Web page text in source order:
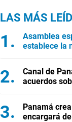
LAS MÁS
Asamblea
establece la
Canal de
acuerdos
Panamá
encargará